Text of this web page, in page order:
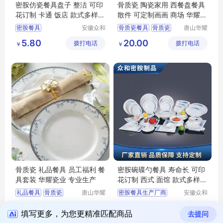
密胺仿瓷餐具盘子 整洁 可印
花订制 卡通 饭店 款式多样
众和
密胺餐具
本地密胺碗碟勺餐具
安徽众和
有限公司
￥ 5.80 拨打电话
骨质瓷 陶瓷家用 西餐盘餐具
散件 可定制画画 商场 华耀瓷
业
骨质瓷餐具 骨质瓷
骨质瓷餐具批发
唐山华耀
公司
￥ 20.00 拨打电话
骨质瓷 礼品餐具 员工福利 餐
具套装 华耀瓷业 专业生产
礼品餐具 骨质瓷
骨质瓷餐具批发
骨质瓷厂家
唐山华耀
公司
￥ 20.00
密胺碗碟勺餐具 寿命长 可印
花订制 西式 面馆 款式多样
众和
密胺餐具生产厂商
彩色密胺餐具价格
安徽众和
有限公司
￥ 5.80
填写更多，为您更精准匹配商品 去提问